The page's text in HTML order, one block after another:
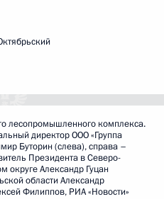
лесопромышленного комплекса.
директор ООО «Группа
Буторин (слева), справа –
Президента в Северо-
округе Александр Гуцан
области Александр
Филиппов, РИА «Новости»